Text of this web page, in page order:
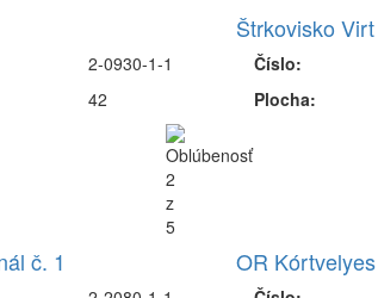
2-0930-1-1
42
Štrkovisko Virt
Číslo:
Plocha:
č. 1 OR Kórtvelyes